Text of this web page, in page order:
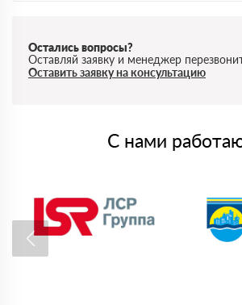
Остались вопросы?
Оставляй заявку и менеджер
Оставить заявку на консультацию
С нами